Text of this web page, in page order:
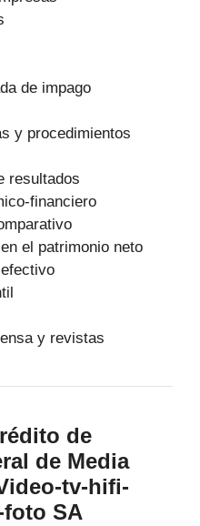
de impago
y procedimientos
resultados
financiero
el patrimonio neto
y revistas
de
de Media
tv-hifi-
SA